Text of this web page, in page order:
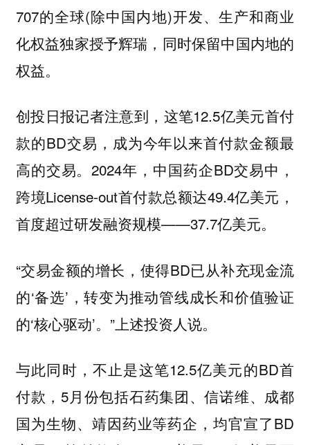
707的全球(除中国内地)开发、生产和商业
化权益独家授予辉瑞，同时保留中国内地的
权益。
创投日报记者注意到，这笔12.5亿美元首付
款的BD交易，成为今年以来首付款金额最
高的交易。2024年，中国药企BD交易中，
跨境License-out首付款总额达49.4亿美元，
首度超过研发融资规模——37.7亿美元。
“交易金额的增长，使得BD已从补充现金流
的‘备选’，转变为推动管线成长和价值验证
的‘核心驱动’。”上述投资人说。
与此同时，不止是这笔12.5亿美元的BD首
付款，5月份包括石药集团、信诺维、成都
国为生物、靖因药业等药企，均官宣了BD